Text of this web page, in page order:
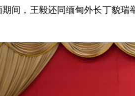
期间，王毅还同缅甸外长丁貌瑞